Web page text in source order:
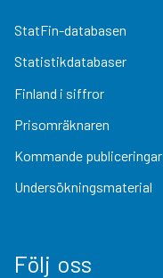
StatFin-databasen
Statistikdatabaser
Finland i siffror
Prisomräknaren
Kommande publiceringar
Undersökningsmaterial
Följ oss